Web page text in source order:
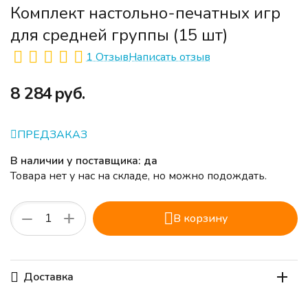
Комплект настольно-печатных игр
для средней группы (15 шт)
1 ОтзывНаписать отзыв
‍8 284‍руб.
ПРЕДЗАКАЗ
В наличии у поставщика: да
Товара нет у нас на складе, но можно подождать.
+
− В корзину
Доставка